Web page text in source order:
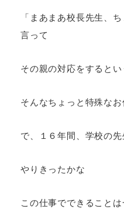
「まあまあ校長先生、
言って
その親の対応をすると
そんなちょっと特殊な
で、１６年間、学校の先
やりきったかな
この仕事でできること